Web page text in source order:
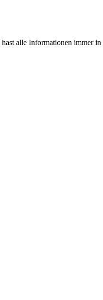
alle Informationen immer in